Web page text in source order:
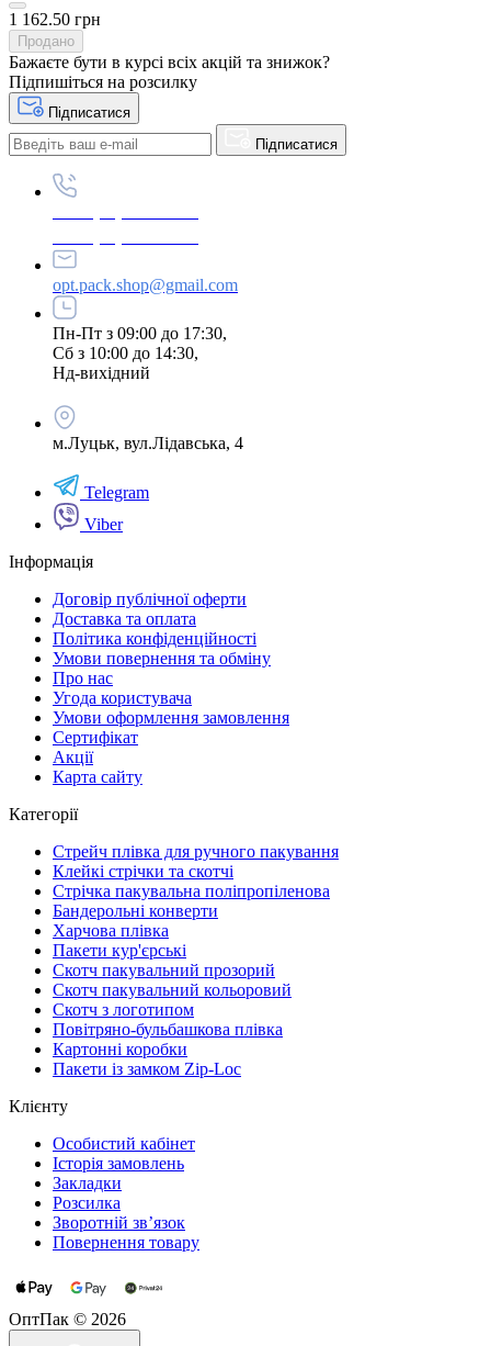
1 162.50 грн
Продано
Бажаєте бути в курсі всіх акцій та знижок?
Підпишіться на розсилку
Підписатися
Підписатися
opt.pack.shop@gmail.com
Пн-Пт з 09:00 до 17:30,
Сб з 10:00 до 14:30,
Нд-вихідний
м.Луцьк, вул.Лідавська, 4
Telegram
Viber
Інформація
Договір публічної оферти
Доставка та оплата
Політика конфіденційності
Умови повернення та обміну
Про нас
Угода користувача
Умови оформлення замовлення
Сертифікат
Акції
Карта сайту
Категорії
Стрейч плівка для ручного пакування
Клейкі стрічки та скотчі
Стрічка пакувальна поліпропіленова
Бандерольні конверти
Харчова плівка
Пакети кур'єрські
Cкотч пакувальний прозорий
Скотч пакувальний кольоровий
Cкотч з логотипом
Повітряно-бульбашкова плівка
Картонні коробки
Пакети із замком Zip-Loc
Клієнту
Особистий кабінет
Історія замовлень
Закладки
Розсилка
Зворотній зв’язок
Повернення товару
ОптПак © 2026